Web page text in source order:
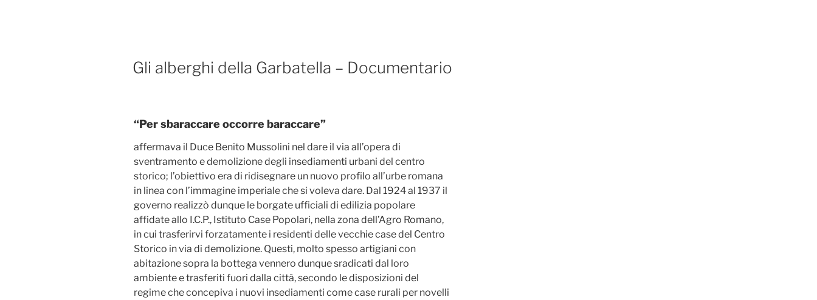
Gli alberghi della Garbatella – Documentario
“Per sbaraccare occorre baraccare”
affermava il Duce Benito Mussolini nel dare il via all’opera di
sventramento e demolizione degli insediamenti urbani del centro
storico; l’obiettivo era di ridisegnare un nuovo profilo all’urbe romana
in linea con l’immagine imperiale che si voleva dare. Dal 1924 al 1937 il
governo realizzò dunque le borgate ufficiali di edilizia popolare
affidate allo I.C.P., Istituto Case Popolari, nella zona dell’Agro Romano,
in cui trasferirvi forzatamente i residenti delle vecchie case del Centro
Storico in via di demolizione. Questi, molto spesso artigiani con
abitazione sopra la bottega vennero dunque sradicati dal loro
ambiente e trasferiti fuori dalla città, secondo le disposizioni del
regime che concepiva i nuovi insediamenti come case rurali per novelli